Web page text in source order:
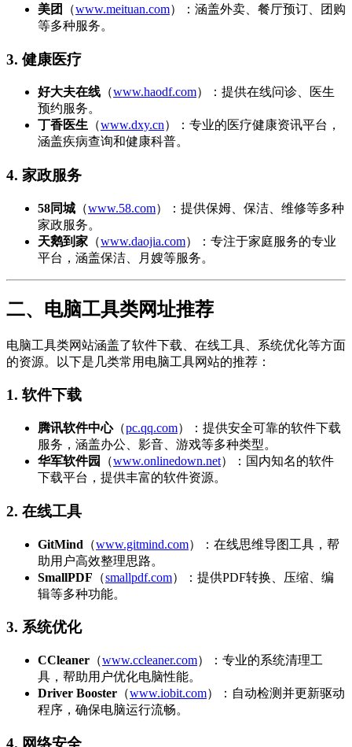
美团
（www.meituan.com）：涵盖外卖、餐厅预订、团购
等多种服务。
3. 健康医疗
好大夫在线 （www.haodf.com）：提供在线问诊、医生
预约服务。
丁香医生 （www.dxy.cn）：专业的医疗健康资讯平台，
涵盖疾病查询和健康科普。
4. 家政服务
58同城 （www.58.com）：提供保姆、保洁、维修等多种
家政服务。
天鹅到家 （www.daojia.com）：专注于家庭服务的专业
平台，涵盖保洁、月嫂等服务。
二、电脑工具类网址推荐
电脑工具类网站涵盖了软件下载、在线工具、系统优化等方面
的资源。以下是几类常用电脑工具网站的推荐：
1. 软件下载
腾讯软件中心（pc.qq.com）：提供安全可靠的软件下载
服务，涵盖办公、影音、游戏等多种类型。
华军软件园
（www.onlinedown.net）：国内知名的软件
下载平台，提供丰富的软件资源。
2. 在线工具
GitMind （www.gitmind.com）：在线思维导图工具，帮
助用户高效整理思路。
SmallPDF （smallpdf.com）：提供PDF转换、压缩、编
辑等多种功能。
3. 系统优化
CCleaner （www.ccleaner.com）：专业的系统清理工
具，帮助用户优化电脑性能。
Driver Booster （www.iobit.com）：自动检测并更新驱动
程序，确保电脑运行流畅。
4. 网络安全